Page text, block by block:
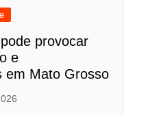
provocar
e
em Mato Grosso